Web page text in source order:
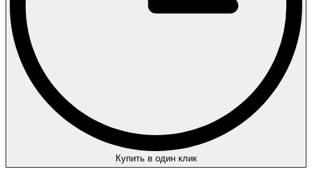
Купить в один клик